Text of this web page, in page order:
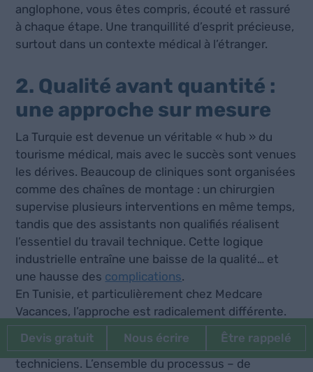
anglophone, vous êtes compris, écouté et rassuré
à chaque étape. Une tranquillité d’esprit précieuse,
surtout dans un contexte médical à l’étranger.
2. Qualité avant quantité :
une approche sur mesure
La Turquie est devenue un véritable « hub » du
tourisme médical, mais avec le succès sont venues
les dérives. Beaucoup de cliniques sont organisées
comme des chaînes de montage : un chirurgien
supervise plusieurs interventions en même temps,
tandis que des assistants non qualifiés réalisent
l’essentiel du travail technique. Cette logique
industrielle entraîne une baisse de la qualité… et
une hausse des complications.
En Tunisie, et particulièrement chez Medcare
Vacances, l’approche est radicalement différente.
Chaque patient bénéficie de l’attention exclusive
de son chirurgien. Aucune délégation à des
techniciens. L’ensemble du processus – de
Devis gratuit Nous écrire Être rappelé